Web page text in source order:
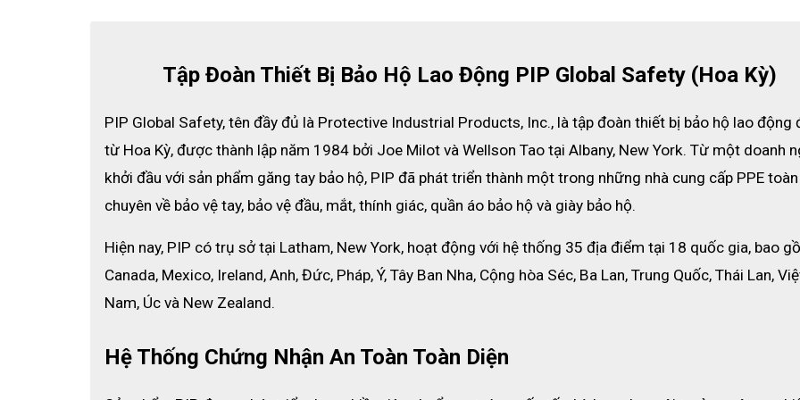
Tập Đoàn Thiết Bị Bảo Hộ Lao Động PIP Global Safety (Hoa Kỳ)
PIP Global Safety, tên đầy đủ là Protective Industrial Products, Inc., là tập đoàn thiết bị bảo hộ lao động
từ Hoa Kỳ, được thành lập năm 1984 bởi Joe Milot và Wellson Tao tại Albany, New York. Từ một doanh
khởi đầu với sản phẩm găng tay bảo hộ, PIP đã phát triển thành một trong những nhà cung cấp PPE toàn
chuyên về bảo vệ tay, bảo vệ đầu, mắt, thính giác, quần áo bảo hộ và giày bảo hộ.
Hiện nay, PIP có trụ sở tại Latham, New York, hoạt động với hệ thống 35 địa điểm tại 18 quốc gia, bao
Canada, Mexico, Ireland, Anh, Đức, Pháp, Ý, Tây Ban Nha, Cộng hòa Séc, Ba Lan, Trung Quốc, Thái Lan,
Nam, Úc và New Zealand.
Hệ Thống Chứng Nhận An Toàn Toàn Diện